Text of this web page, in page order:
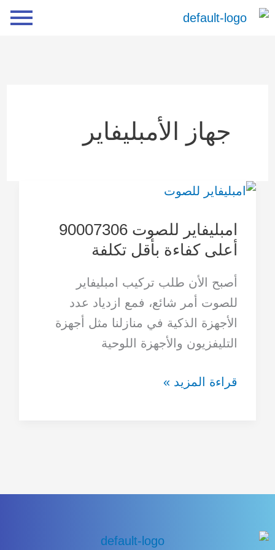
تخطي
جهاز الأمبليفاير
امبليفاير للصوت 90007306
أعلى كفاءة بأقل تكلفة
أصبح الأن طلب تركيب امبليفاير
للصوت أمر شائع، فمع ازدياد عدد
الأجهزة الذكية في منازلنا مثل أجهزة
التليفزيون والأجهزة اللوحية
امبليفاير
90007306
أعلى
كفاءة
بأقل
تكلفة
قراءة المزيد »